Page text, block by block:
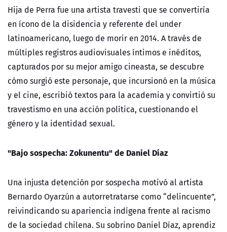
Hija de Perra fue una artista travesti que se convertiría
en ícono de la disidencia y referente del under
latinoamericano, luego de morir en 2014. A través de
múltiples registros audiovisuales íntimos e inéditos,
capturados por su mejor amigo cineasta, se descubre
cómo surgió este personaje, que incursionó en la música
y el cine, escribió textos para la academia y convirtió su
travestismo en una acción política, cuestionando el
género y la identidad sexual.
"Bajo sospecha: Zokunentu" de Daniel Díaz
Una injusta detención por sospecha motivó al artista
Bernardo Oyarzún a autorretratarse como “delincuente”,
reivindicando su apariencia indígena frente al racismo
de la sociedad chilena. Su sobrino Daniel Díaz, aprendiz